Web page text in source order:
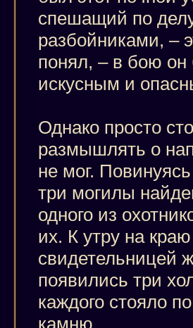
спешащий по
разбойниками, –
понял, – в бою
искусным и
Однако просто
размышлять о
не мог.
три могилы
одного из
их. К утру на
свидетельницей
появились три
каждого стояло
камню.